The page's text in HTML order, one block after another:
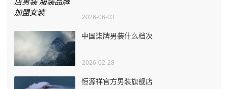
2026-06-03
中国柒牌男装什么档次
2026-02-28
恒源祥官方男装旗舰店